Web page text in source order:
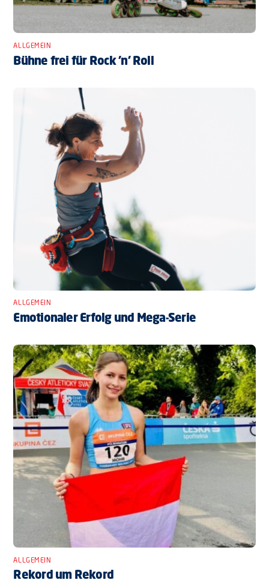
ALLGEMEIN
Bühne frei für Rock ’n’ Roll
ALLGEMEIN
Emotionaler Erfolg und Mega-Serie
ALLGEMEIN
Rekord um Rekord